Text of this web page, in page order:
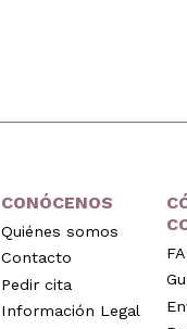
CONÓCENOS
Quiénes somos
Contacto
Pedir cita
Información Legal